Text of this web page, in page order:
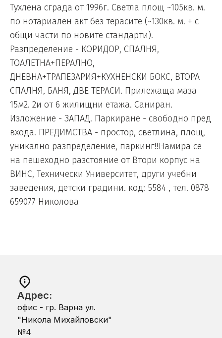
Тухлена сграда от 1996г. Светла площ ~105кв. м.
по нотариален акт без терасите (~130кв. м. + с
общи части по новите стандарти).
Разпределение - КОРИДОР, СПАЛНЯ,
ТОАЛЕТНА+ПЕРАЛНО,
ДНЕВНА+ТРАПЕЗАРИЯ+КУХНЕНСКИ БОКС, ВТОРА
СПАЛНЯ, БАНЯ, ДВЕ ТЕРАСИ. Прилежаща маза
15м2. 2и от 6 жилищни етажа. Саниран.
Изложение - ЗАПАД. Паркиране - свободно пред
входа. ПРЕДИМСТВА - простор, светлина, площ,
уникално разпределение, паркинг!!Намира се
на пешеходно разстояние от Втори корпус на
ВИНС, Технически Университет, други учебни
заведения, детски градини. код: 5584 , тел. 0878
659077 Николова
Адрес:
офис - гр. Варна ул.
"Никола Михайловски"
№4